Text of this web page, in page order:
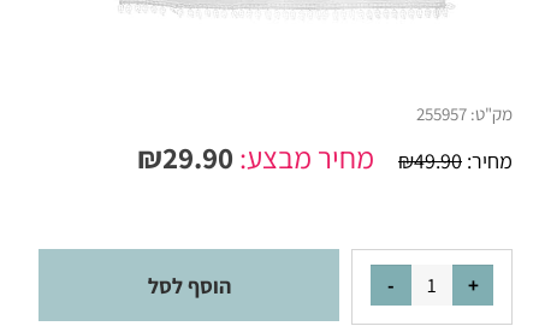
מק"ט: 255957
מחיר: ₪49.90 מחיר מבצע: ₪29.90
הוסף לסל